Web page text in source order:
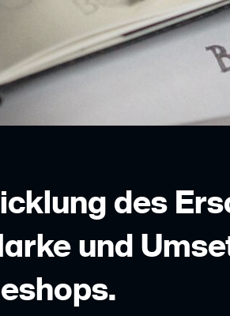
des
und